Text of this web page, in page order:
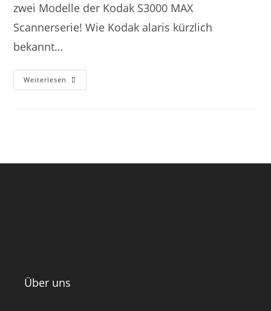
zwei Modelle der Kodak S3000 MAX
Scannerserie! Wie Kodak alaris kürzlich
bekannt…
Weiterlesen
Über uns